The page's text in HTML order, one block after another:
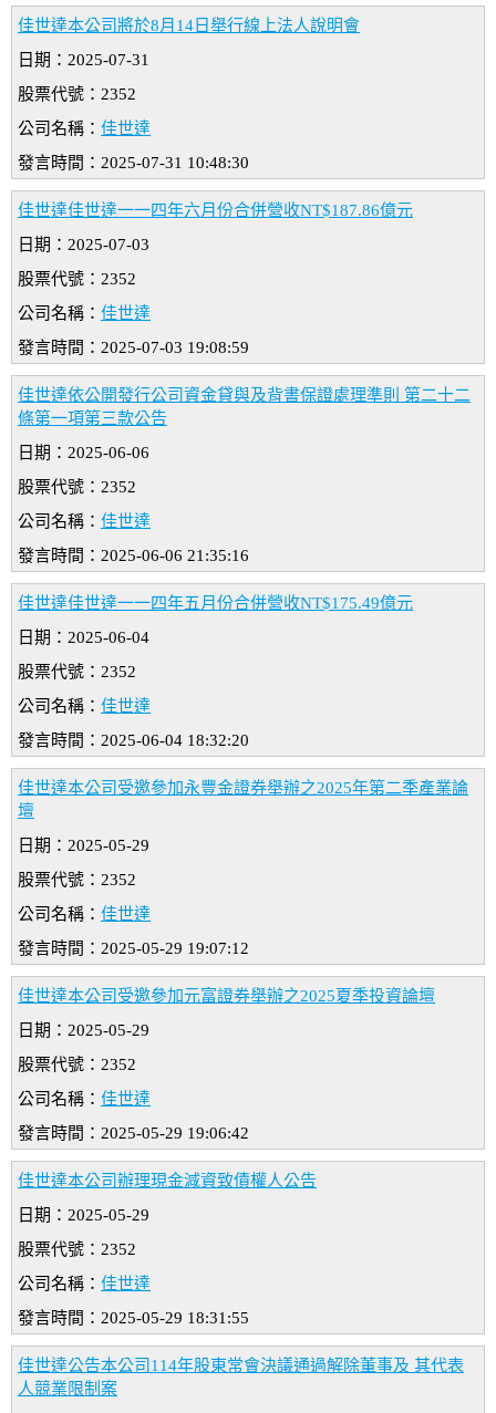
佳世達本公司將於8月14日舉行線上法人說明會
日期：2025-07-31
股票代號：2352
公司名稱： 佳世達
發言時間：2025-07-31 10:48:30
佳世達佳世達一一四年六月份合併營收NT$187.86億元
日期：2025-07-03
股票代號：2352
公司名稱： 佳世達
發言時間：2025-07-03 19:08:59
佳世達依公開發行公司資金貸與及背書保證處理準則 第二十二
條第一項第三款公告
日期：2025-06-06
股票代號：2352
公司名稱： 佳世達
發言時間：2025-06-06 21:35:16
佳世達佳世達一一四年五月份合併營收NT$175.49億元
日期：2025-06-04
股票代號：2352
公司名稱： 佳世達
發言時間：2025-06-04 18:32:20
佳世達本公司受邀參加永豐金證券舉辦之2025年第二季產業論
壇
日期：2025-05-29
股票代號：2352
公司名稱： 佳世達
發言時間：2025-05-29 19:07:12
佳世達本公司受邀參加元富證券舉辦之2025夏季投資論壇
日期：2025-05-29
股票代號：2352
公司名稱： 佳世達
發言時間：2025-05-29 19:06:42
佳世達本公司辦理現金減資致債權人公告
日期：2025-05-29
股票代號：2352
公司名稱： 佳世達
發言時間：2025-05-29 18:31:55
佳世達公告本公司114年股東常會決議通過解除董事及 其代表
人競業限制案